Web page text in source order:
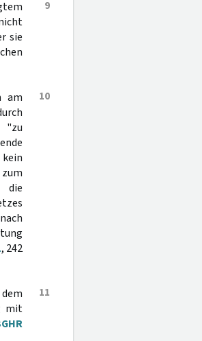
9
sie
10
am
"zu
die
, 242
11
mit